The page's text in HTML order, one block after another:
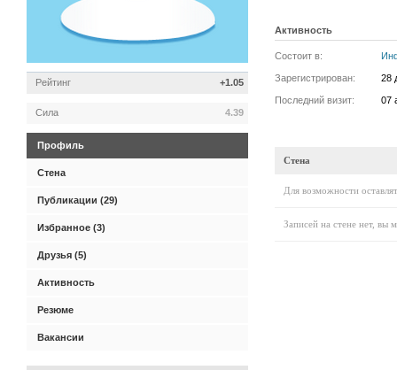
Активность
Состоит в:
Зарегистрирован: 28
Последний визит: 07
Стена
Для возможности
Записей на стене нет, вы
Рейтинг +1.05
Сила 4.39
Профиль
Стена
Публикации (29)
Избранное (3)
Друзья (5)
Активность
Резюме
Вакансии